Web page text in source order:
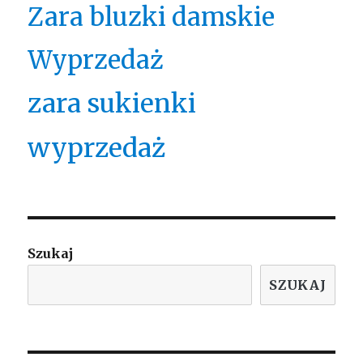
Zara bluzki damskie
Wyprzedaż
zara sukienki
wyprzedaż
Szukaj
SZUKAJ